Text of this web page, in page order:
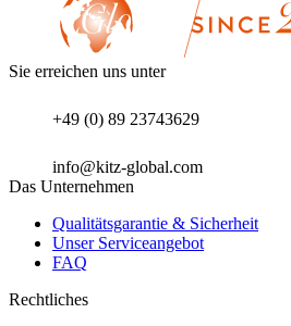
Sie erreichen uns unter
+49 (0) 89 23743629
info@kitz-global.com
Das Unternehmen
Qualitätsgarantie & Sicherheit
Unser Serviceangebot
FAQ
Rechtliches